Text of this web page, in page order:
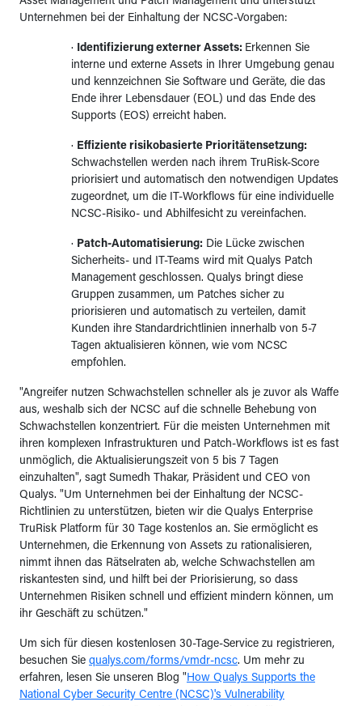
Unternehmen bei der Einhaltung der NCSC-Vorgaben:
· Identifizierung externer Assets: Erkennen Sie
interne und externe Assets in Ihrer Umgebung genau
und kennzeichnen Sie Software und Geräte, die das
Ende ihrer Lebensdauer (EOL) und das Ende des
Supports (EOS) erreicht haben.
· Effiziente risikobasierte Prioritätensetzung:
Schwachstellen werden nach ihrem TruRisk-Score
priorisiert und automatisch den notwendigen Updates
zugeordnet, um die IT-Workflows für eine individuelle
NCSC-Risiko- und Abhilfesicht zu vereinfachen.
· Patch-Automatisierung: Die Lücke zwischen
Sicherheits- und IT-Teams wird mit Qualys Patch
Management geschlossen. Qualys bringt diese
Gruppen zusammen, um Patches sicher zu
priorisieren und automatisch zu verteilen, damit
Kunden ihre Standardrichtlinien innerhalb von 5-7
Tagen aktualisieren können, wie vom NCSC
empfohlen.
"Angreifer nutzen Schwachstellen schneller als je zuvor als Waffe
aus, weshalb sich der NCSC auf die schnelle Behebung von
Schwachstellen konzentriert. Für die meisten Unternehmen mit
ihren komplexen Infrastrukturen und Patch-Workflows ist es fast
unmöglich, die Aktualisierungszeit von 5 bis 7 Tagen
einzuhalten", sagt Sumedh Thakar, Präsident und CEO von
Qualys. "Um Unternehmen bei der Einhaltung der NCSC-
Richtlinien zu unterstützen, bieten wir die Qualys Enterprise
TruRisk Platform für 30 Tage kostenlos an. Sie ermöglicht es
Unternehmen, die Erkennung von Assets zu rationalisieren,
nimmt ihnen das Rätselraten ab, welche Schwachstellen am
riskantesten sind, und hilft bei der Priorisierung, so dass
Unternehmen Risiken schnell und effizient mindern können, um
ihr Geschäft zu schützen."
Um sich für diesen kostenlosen 30-Tage-Service zu registrieren,
besuchen Sie qualys.com/forms/vmdr-ncsc. Um mehr zu
erfahren, lesen Sie unseren Blog "How Qualys Supports the
National Cyber Security Centre (NCSC)'s Vulnerability